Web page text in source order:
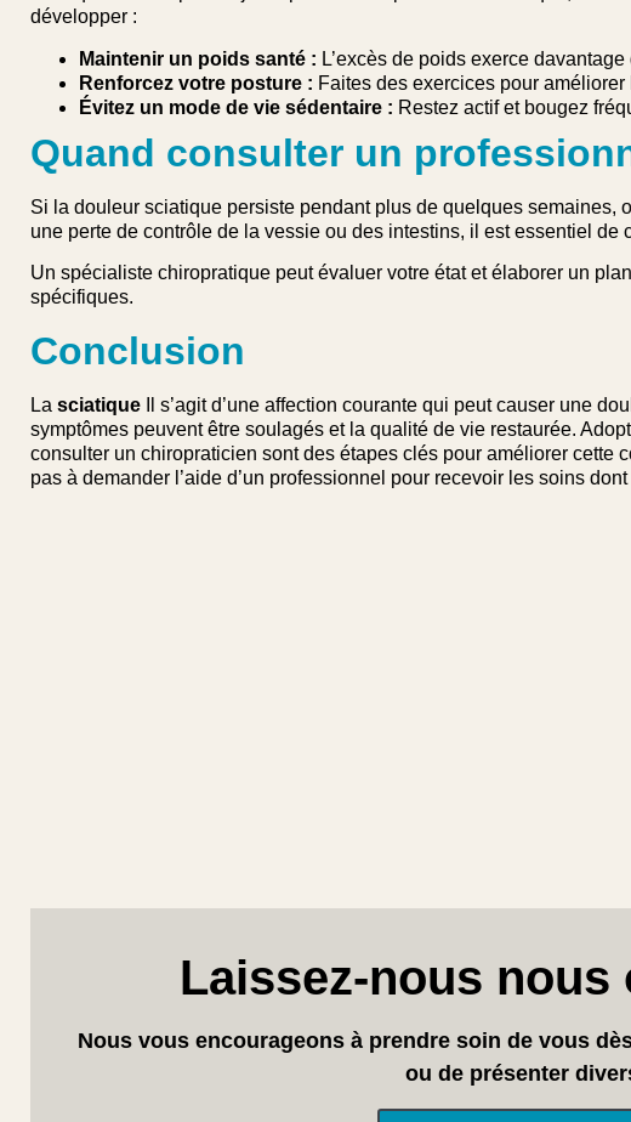
développer :
Maintenir un poids santé : L’excès de poids exerce
Renforcez votre posture : Faites des exercices pour
Évitez un mode de vie sédentaire : Restez actif et bougez
Quand consulter un
Si la douleur sciatique persiste pendant plus de quelques semaines,
une perte de contrôle de la vessie ou des intestins, il est essentiel de
Un spécialiste chiropratique peut évaluer votre état et élaborer un
spécifiques.
Conclusion
La sciatique Il s’agit d’une affection courante qui peut causer une
symptômes peuvent être soulagés et la qualité de vie restaurée.
consulter un chiropraticien sont des étapes clés pour améliorer cette
pas à demander l’aide d’un professionnel pour recevoir les soins
Laissez-nous nous
Nous vous encourageons à prendre soin de vous
ou de présenter